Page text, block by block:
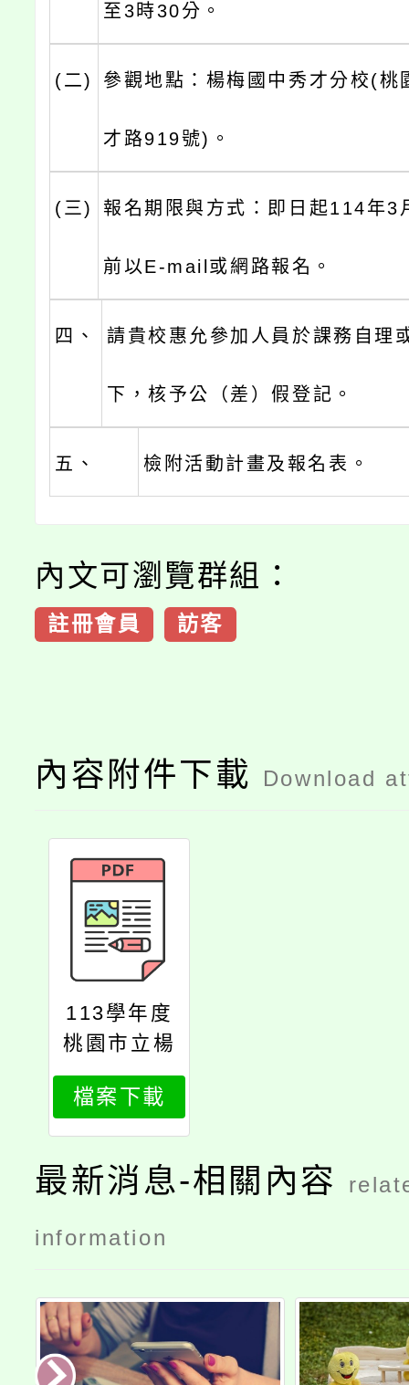
至3時30分。
(二) 參觀地點：楊梅國中秀才分校(桃
才路919號)。
(三) 報名期限與方式：即日起114年3
前以E-mail或網路報名。
四、 請貴校惠允參加人員於課務自理
下，核予公（差）假登記。
五、 檢附活動計畫及報名表。
內文可瀏覽群組：
註冊會員 訪客
內容附件下載 Download
113學年度
桃園市立楊
梅國中秀才
分校參訪活
動計畫
檔案下載
最新消息-相關內容
information